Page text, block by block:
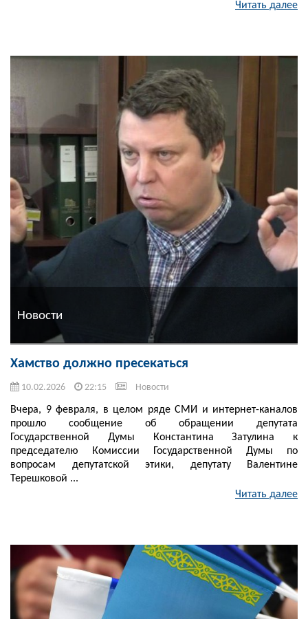
Читать далее
Новости
Хамство должно пресекаться
10.02.2026 22:15 Новости
Вчера, 9 февраля, в целом ряде СМИ и интернет-каналов
прошло сообщение об обращении депутата
Государственной Думы Константина Затулина к
председателю Комиссии Государственной Думы по
вопросам депутатской этики, депутату Валентине
Терешковой ...
Читать далее